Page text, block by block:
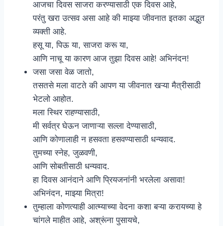
आजचा दिवस साजरा करण्यासाठी एक दिवस आहे,
परंतु खरा उत्सव असा आहे की माझ्या जीवनात इतका अद्भुत
व्यक्ती आहे.
हसू या, पिऊ या, साजरा करू या,
आणि नाचू या कारण आज तुझा दिवस आहे! अभिनंदन!
जसा जसा वेळ जातो,
तसतसे मला वाटते की आपण या जीवनात खऱ्या मैत्रीसाठी
भेटलो आहोत.
मला स्थिर राहण्यासाठी,
मी सर्वत्र घेऊन जाणाऱ्या सल्ला देण्यासाठी,
आणि कोणालाही न हसवता हसवण्यासाठी धन्यवाद.
तुमच्या स्नेह, जुळवणी,
आणि सोबतीसाठी धन्यवाद.
हा दिवस आनंदाने आणि प्रियजनांनी भरलेला असावा!
अभिनंदन, माझ्या मित्रा!
तुम्हाला कोणत्याही आत्म्याच्या वेदना कशा बऱ्या करायच्या हे
चांगले माहीत आहे, अश्रूंना पुसायचे,